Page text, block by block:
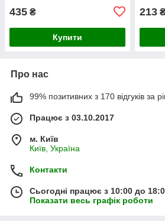
435 ₴
Купити
213
Про нас
99% позитивних з 170 відгуків за
Працює з 03.10.2017
м. Київ
Київ, Україна
Контакти
Сьогодні працює з 10:00 до
Показати весь графік роботи